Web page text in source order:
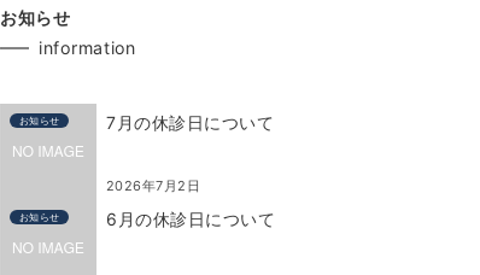
お知らせ
information
お知らせ 7月の休診日について
2026年7月2日
お知らせ 6月の休診日について